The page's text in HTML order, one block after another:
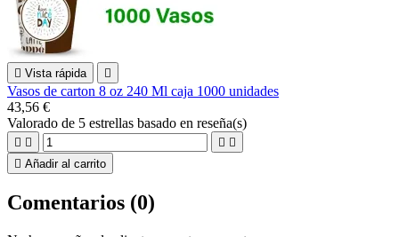
 Vista rápida 
Vasos de carton 8 oz 240 Ml caja 1000 unidades
43,56 €
Valorado de 5 estrellas basado en reseña(s)
   
 Añadir al carrito
Comentarios (0)